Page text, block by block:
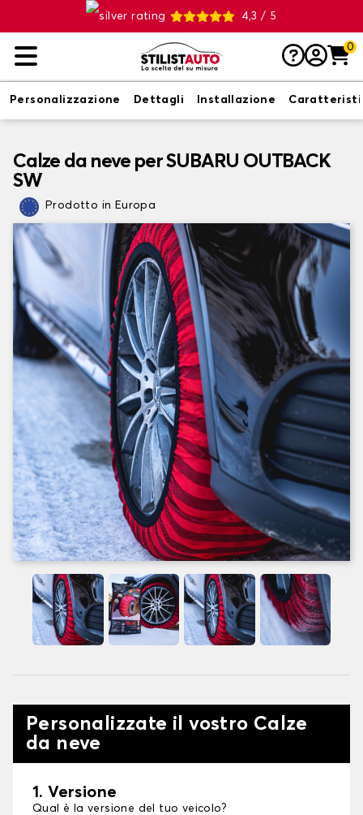
4,3 / 5
0
Personalizzazione Dettagli Installazione
Calze da neve per SUBARU OUTBACK
SW
Prodotto in Europa
Personalizzate il vostro Calze
da neve
1. Versione
Qual è la versione del tuo veicolo?